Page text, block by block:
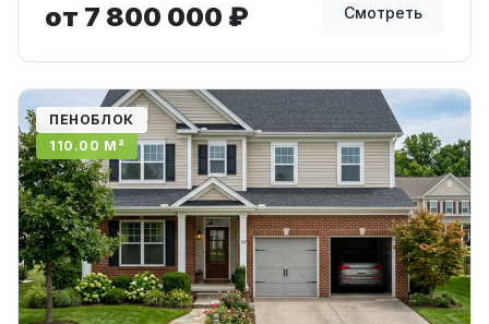
от 7 800 000 ₽ Смотреть
ПЕНОБЛОК
110.00 М²